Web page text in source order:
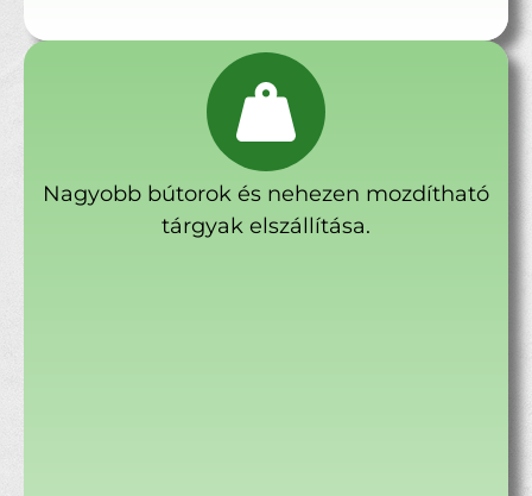
Nagyobb bútorok és nehezen mozdítható
tárgyak elszállítása.